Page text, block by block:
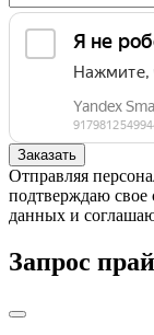
Отправляя
подтверждаю свое
данных и
Запрос